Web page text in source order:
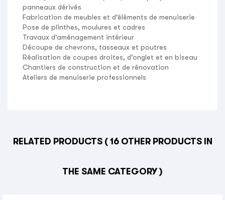
panneaux dérivés
Fabrication de meubles et d'éléments de menuiserie
Pose de plinthes, moulures et cadres
Travaux d'aménagement intérieur
Découpe de chevrons, tasseaux et poutres
Réalisation de coupes droites, d'onglet et en biseau
Chantiers de construction et de rénovation
Ateliers de menuiserie professionnels
RELATED PRODUCTS ( 16 OTHER PRODUCTS IN
THE SAME CATEGORY )